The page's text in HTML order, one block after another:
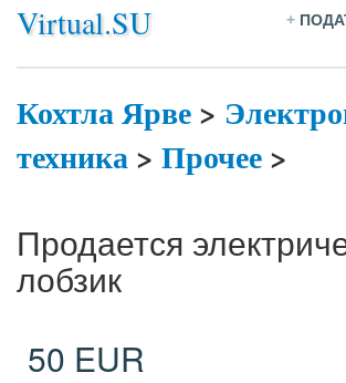
Virtual.SU +
Кохтла Ярве>
техника> Прочее>
Продается
лобзик
50 EUR